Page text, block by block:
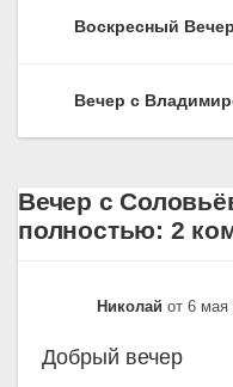
Воскресный
Вечер с
Вечер с
полностью: 2
Николай от 6 мая
Добрый вечер